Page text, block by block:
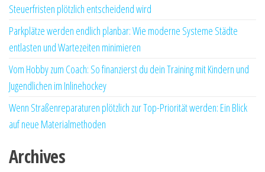
Steuerfristen plötzlich entscheidend wird
Parkplätze werden endlich planbar: Wie moderne Systeme Städte
entlasten und Wartezeiten minimieren
Vom Hobby zum Coach: So finanzierst du dein Training mit Kindern und
Jugendlichen im Inlinehockey
Wenn Straßenreparaturen plötzlich zur Top-Priorität werden: Ein Blick
auf neue Materialmethoden
Archives